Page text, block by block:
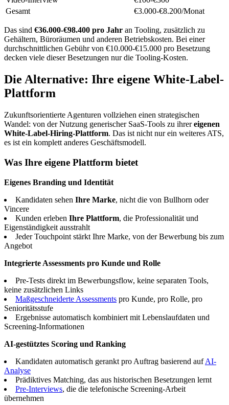
Gesamt
€3.000-€8.200/Monat
Das sind €36.000-€98.400 pro Jahr an Tooling, zusätzlich zu
Gehältern, Büroräumen und anderen Betriebskosten. Bei einer
durchschnittlichen Gebühr von €10.000-€15.000 pro Besetzung
decken viele dieser Besetzungen nur die Tooling-Kosten.
Die Alternative: Ihre eigene White-Label-
Plattform
Zukunftsorientierte Agenturen vollziehen einen strategischen
Wandel: von der Nutzung generischer SaaS-Tools zu ihrereigenen
White-Label-Hiring-Plattform. Das ist nicht nur ein weiteres ATS,
es ist ein komplett anderes Geschäftsmodell.
Was Ihre eigene Plattform bietet
Eigenes Branding und Identität
Kandidaten sehen Ihre Marke, nicht die von Bullhorn oder
Vincere
Kunden erleben Ihre Plattform, die Professionalität und
Eigenständigkeit ausstrahlt
Jeder Touchpoint stärkt Ihre Marke, von der Bewerbung bis zum
Angebot
Integrierte Assessments pro Kunde und Rolle
Pre-Tests direkt im Bewerbungsflow, keine separaten Tools,
keine zusätzlichen Links
Maßgeschneiderte Assessments pro Kunde, pro Rolle, pro
Senioritätsstufe
Ergebnisse automatisch kombiniert mit Lebenslaufdaten und
Screening-Informationen
AI-gestütztes Scoring und Ranking
Kandidaten automatisch gerankt pro Auftrag basierend aufAI-
Analyse
Prädiktives Matching, das aus historischen Besetzungen lernt
Pre-Interviews, die die telefonische Screening-Arbeit
übernehmen